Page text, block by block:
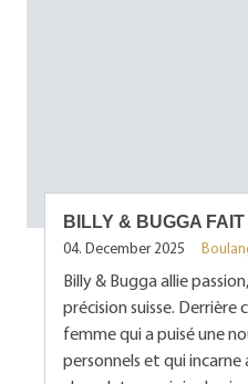
BILLY & BUGGA
04. December 2025
Billy & Bugga allie
précision suisse.
femme qui a puisé une
personnels et qui incarne